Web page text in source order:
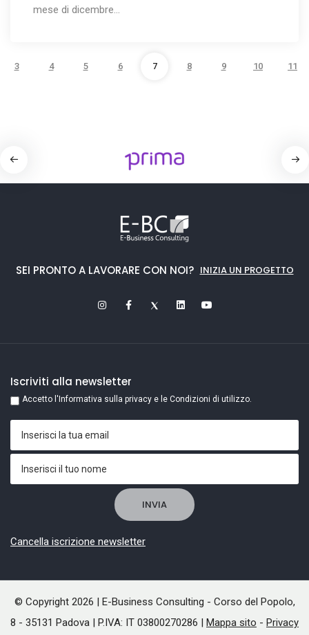
mese di dicembre…
3 4 5 6 7 8 9 10 11
SEI PRONTO A LAVORARE CON NOI? INIZIA UN PROGETTO
Iscriviti alla newsletter
Accetto l'Informativa sulla privacy e le Condizioni di utilizzo.
Cancella iscrizione newsletter
© Copyright 2026 | E-Business Consulting - Corso del Popolo,
8 - 35131 Padova | P.IVA: IT 03800270286 | Mappa sito - Privacy